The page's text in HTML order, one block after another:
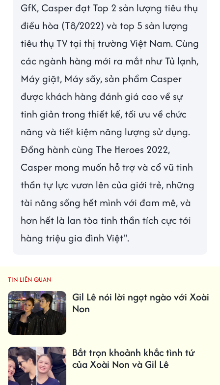
GfK, Casper đạt Top 2 sản lượng tiêu thụ
điều hòa (T8/2022) và top 5 sản lượng
tiêu thụ TV tại thị trường Việt Nam. Cùng
các ngành hàng mới ra mắt như Tủ lạnh,
Máy giặt, Máy sấy, sản phẩm Casper
được khách hàng đánh giá cao về sự
tinh giản trong thiết kế, tối ưu về chức
năng và tiết kiệm năng lượng sử dụng.
Đồng hành cùng The Heroes 2022,
Casper mong muốn hỗ trợ và cổ vũ tinh
thần tự lực vươn lên của giới trẻ, những
tài năng sống hết mình với đam mê, và
hơn hết là lan tòa tinh thần tích cực tới
hàng triệu gia đình Việt".
TIN LIÊN QUAN
Gil Lê nói lời ngọt ngào với Xoài
Non
Bắt trọn khoảnh khắc tình tứ
của Xoài Non và Gil Lê